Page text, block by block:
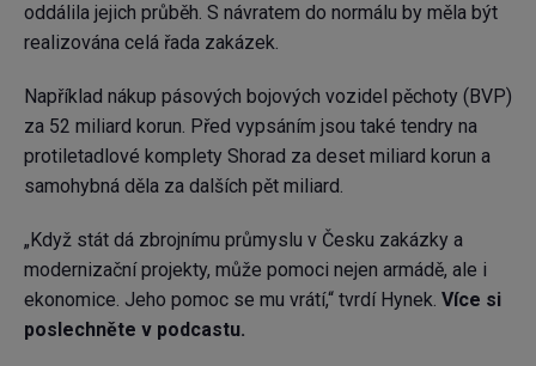
oddálila jejich průběh. S návratem do normálu by měla být
realizována celá řada zakázek.
Například nákup pásových bojových vozidel pěchoty (BVP)
za 52 miliard korun. Před vypsáním jsou také tendry na
protiletadlové komplety Shorad za deset miliard korun a
samohybná děla za dalších pět miliard.
„Když stát dá zbrojnímu průmyslu v Česku zakázky a
modernizační projekty, může pomoci nejen armádě, ale i
ekonomice. Jeho pomoc se mu vrátí,“ tvrdí Hynek. Více si
poslechněte v podcastu.